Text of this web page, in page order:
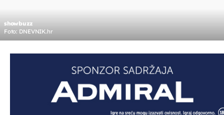
showbuzz
Foto: DNEVNIK.hr